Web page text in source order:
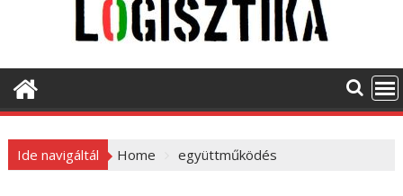
o
t
Ide navigáltál Home együttműködés